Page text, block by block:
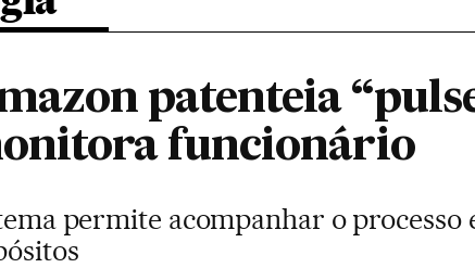
patenteia
funcionário
permite acompanhar o processo